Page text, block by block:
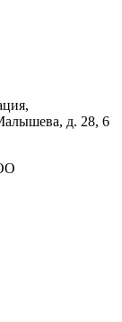
д. 28, 6